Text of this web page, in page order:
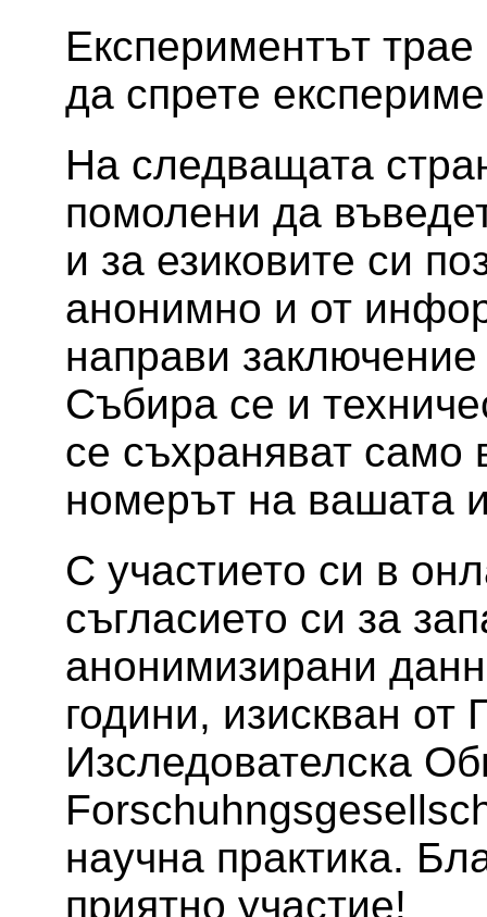
Експериментът
да спрете
На следващата
помолени да
и за езиковите си
анонимно и от
направи
Събира се и
се съхраняват
номерът на вашата
С участието си в
съгласието си за
анонимизирани
години, изискван от
Изследователска
научна практика.
приятно участие!